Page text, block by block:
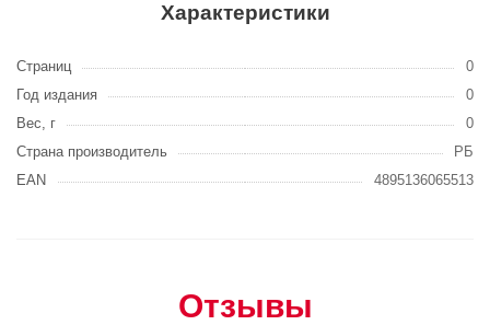
Характеристики
Страниц
0
Год издания
0
Вес, г
0
Страна производитель
РБ
EAN
4895136065513
Отзывы